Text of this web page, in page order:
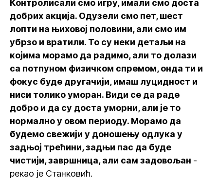
Контролисали смо игру, имали смо доста
добрих акција. Одузели смо пет, шест
лопти на њиховој половини, али смо им
убрзо и вратили. То су неки детаљи на
којима морамо да радимо, али то долази
са потпуном физичком спремом, онда ти и
фокус буде другачији, имаш луцидност и
ниси толико уморан. Види се да раде
добро и да су доста уморни, али је то
нормално у овом периоду. Морамо да
будемо свежији у доношењу одлука у
задњој трећини, задњи пас да буде
чистији, завршница, али сам задовољан -
рекао је Станковић.